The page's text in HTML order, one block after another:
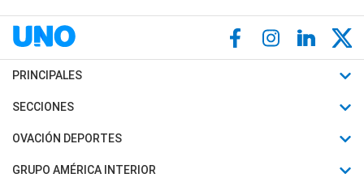
PRINCIPALES
Últimas Noticias
Política
SECCIONES
Horóscopo
Motores
OVACIÓN DEPORTES
Fútbol
GRUPO AMÉRICA INTERIOR